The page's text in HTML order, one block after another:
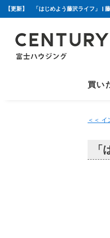
【更新】 「はじめよう藤沢ライフ」 |
買い
＜＜